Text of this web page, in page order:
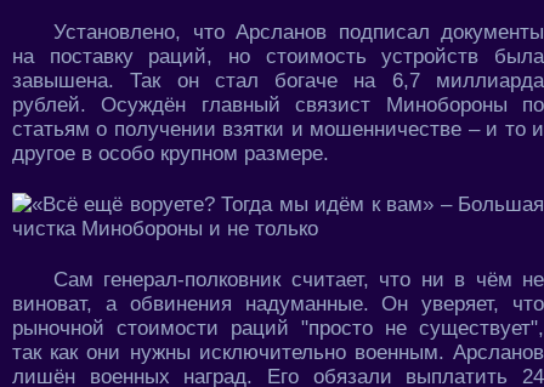
Установлено, что Арсланов подписал документы
на поставку раций, но стоимость устройств была
завышена. Так он стал богаче на 6,7 миллиарда
рублей. Осуждён главный связист Минобороны по
статьям о получении взятки и мошенничестве – и то и
другое в особо крупном размере.
Сам генерал-полковник считает, что ни в чём не
виноват, а обвинения надуманные. Он уверяет, что
рыночной стоимости раций "просто не существует",
так как они нужны исключительно военным. Арсланов
лишён военных наград. Его обязали выплатить 24